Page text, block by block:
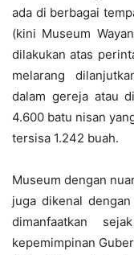
ada di berbagai
(kini Museum
dilakukan atas
melarang
dalam gereja atau
4.600 batu nisan
tersisa 1.242 buah.
Museum dengan
juga dikenal
dimanfaatkan
kepemimpinan